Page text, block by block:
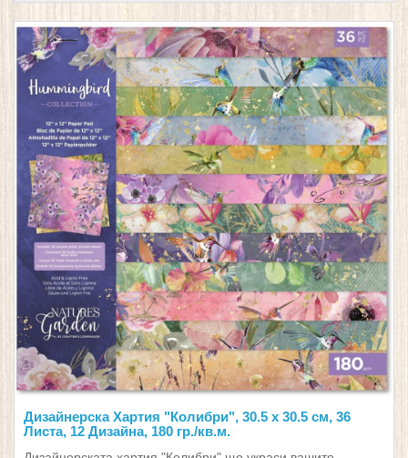
Дизайнерска Хартия "Колибри", 30.5 х 30.5 см, 36
Листа, 12 Дизайна, 180 гр./кв.м.